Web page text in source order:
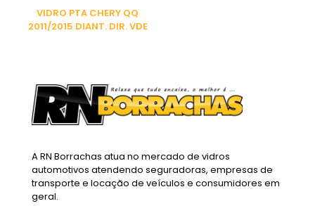
VIDRO PTA CHERY QQ
2011/2015 DIANT. DIR. VDE
A RN Borrachas atua no mercado de vidros
automotivos atendendo seguradoras, empresas de
transporte e locação de veículos e consumidores em
geral.